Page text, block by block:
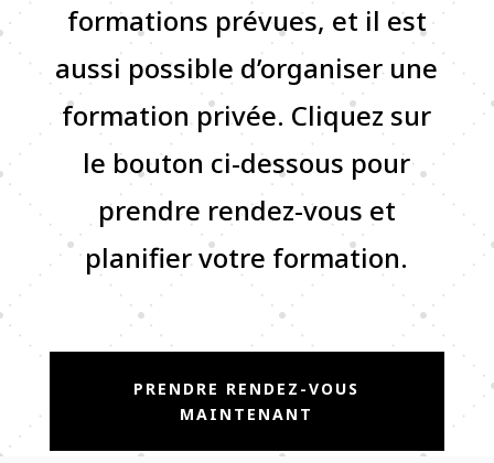
formations prévues, et il est
aussi possible d’organiser une
formation privée. Cliquez sur
le bouton ci-dessous pour
prendre rendez-vous et
planifier votre formation.
PRENDRE RENDEZ-VOUS
MAINTENANT